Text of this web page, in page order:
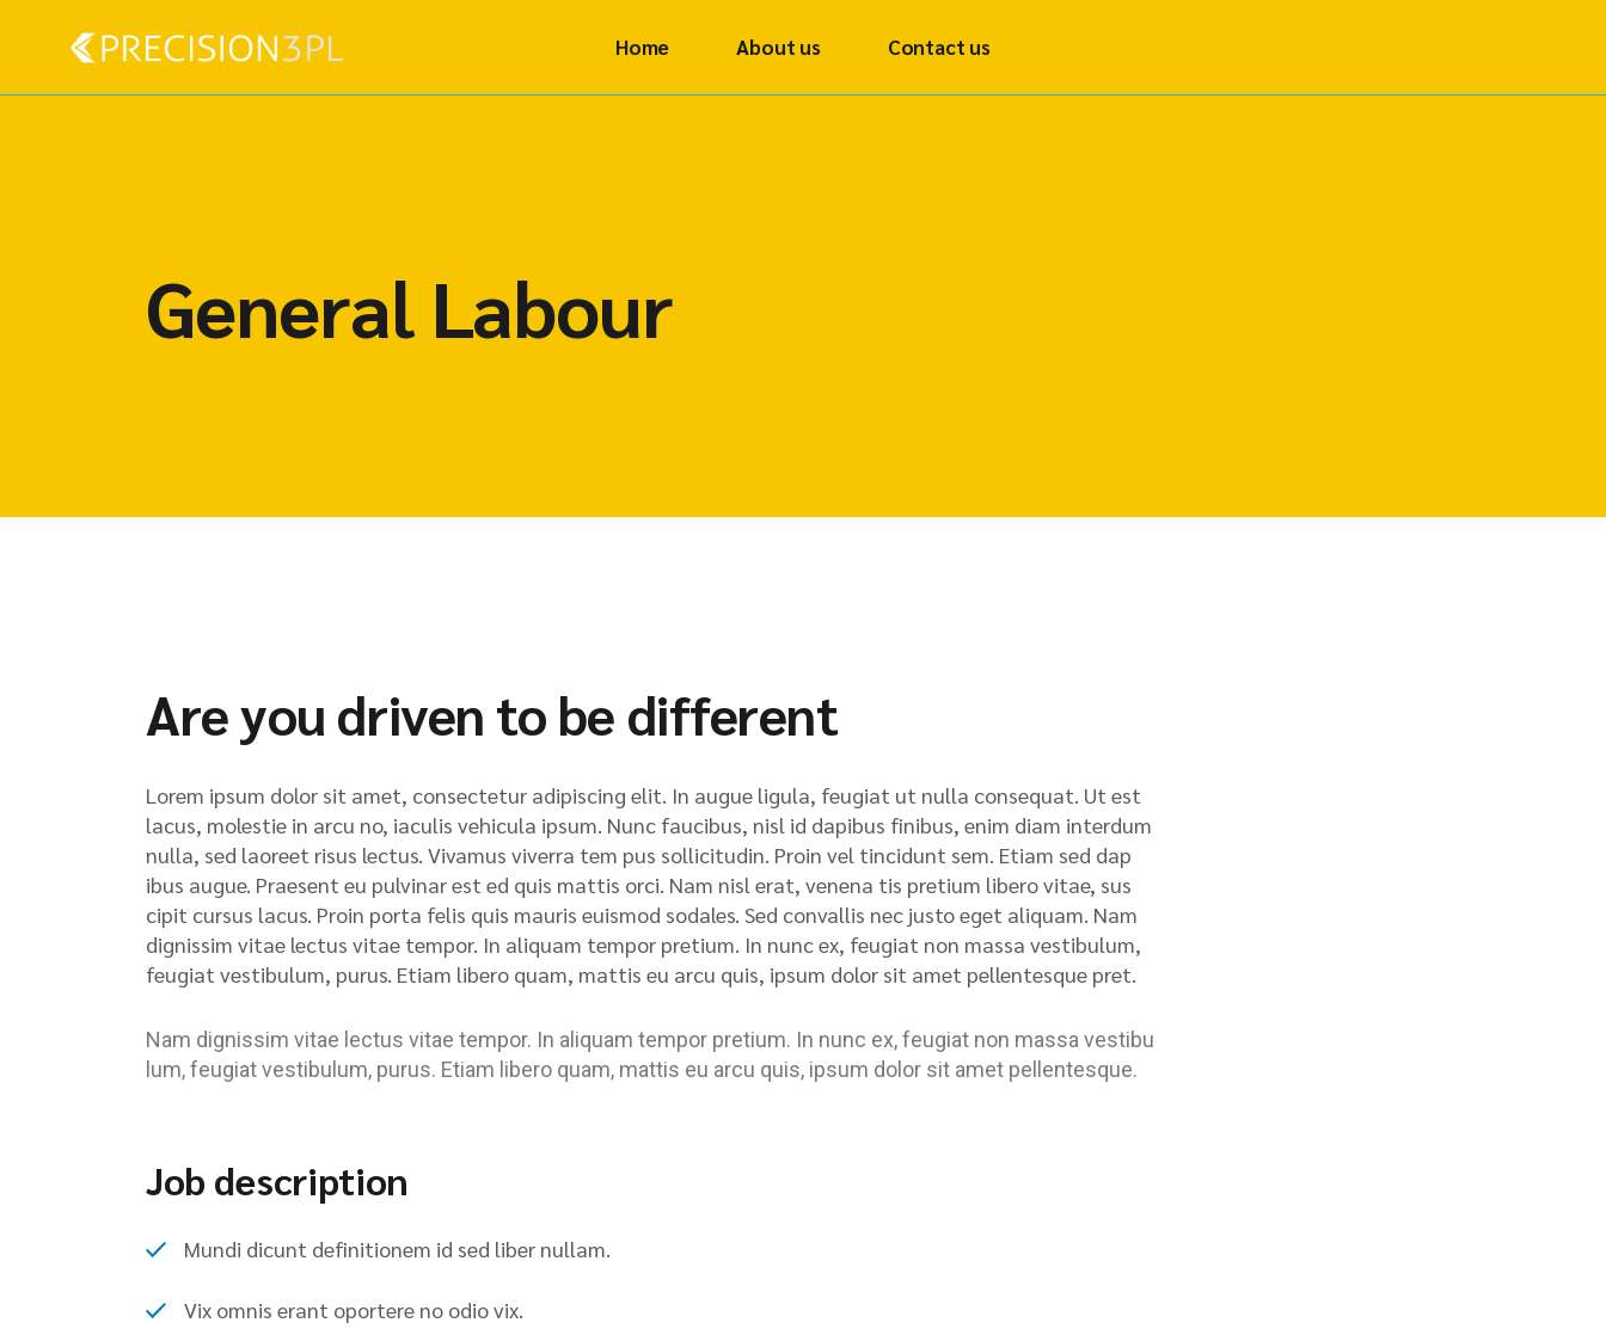
Home About us Contact us
General Labour
Are you driven to be different
Lorem ipsum dolor sit amet, consectetur adipiscing elit. In augue ligula, feugiat ut nulla consequat. Ut est
lacus, molestie in arcu no, iaculis vehicula ipsum. Nunc faucibus, nisl id dapibus finibus, enim diam interdum
nulla, sed laoreet risus lectus. Vivamus viverra tem pus sollicitudin. Proin vel tincidunt sem. Etiam sed dap
ibus augue. Praesent eu pulvinar est ed quis mattis orci. Nam nisl erat, venena tis pretium libero vitae, sus
cipit cursus lacus. Proin porta felis quis mauris euismod sodales. Sed convallis nec justo eget aliquam. Nam
dignissim vitae lectus vitae tempor. In aliquam tempor pretium. In nunc ex, feugiat non massa vestibulum,
feugiat vestibulum, purus. Etiam libero quam, mattis eu arcu quis, ipsum dolor sit amet pellentesque pret.
Nam dignissim vitae lectus vitae tempor. In aliquam tempor pretium. In nunc ex, feugiat non massa vestibu
lum, feugiat vestibulum, purus. Etiam libero quam, mattis eu arcu quis, ipsum dolor sit amet pellentesque.
Job description
Mundi dicunt definitionem id sed liber nullam.
Vix omnis erant oportere no odio vix.